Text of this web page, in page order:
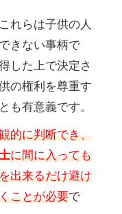
れらは子供の人
きない事柄で
した上で決定さ
の権利を尊重す
も有意義です。
的に判断でき、
に間に入っても
出来るだけ避け
ことが必要で